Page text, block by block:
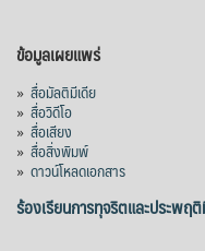
ข้อมูลเผยแพร่
» สื่อมัลติมีเดีย
» สื่อวิดีโอ
» สื่อเสียง
» สื่อสิ่งพิมพ์
» ดาวน์โหลดเอกสาร
ร้องเรียนการทุจริตและประพฤ